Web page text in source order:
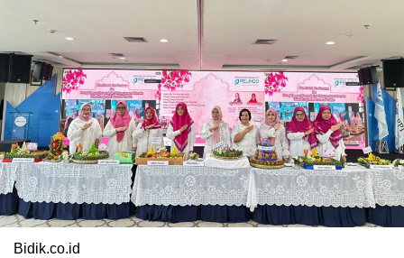
Bidik.co.id